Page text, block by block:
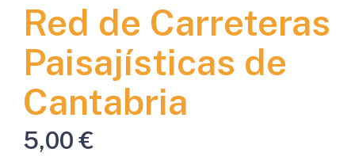
Red de Carreteras
Paisajísticas de
Cantabria
5,00€